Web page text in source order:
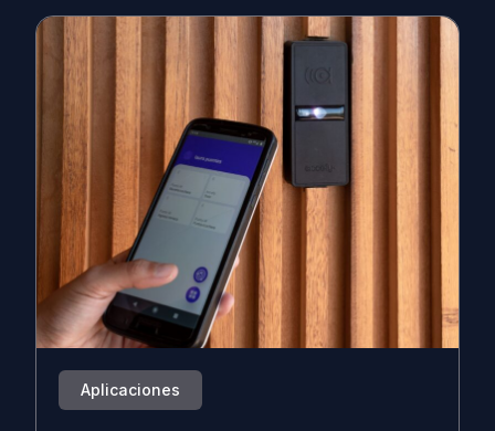
Aplicaciones